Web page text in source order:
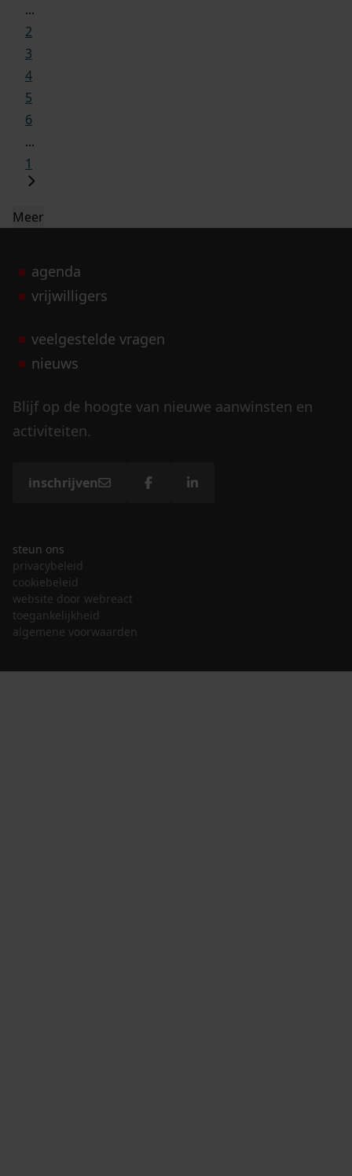
...
2
3
4
5
6
...
1
Meer
agenda
vrijwilligers
veelgestelde vragen
nieuws
Blijf op de hoogte van nieuwe aanwinsten en
activiteiten.
inschrijven
steun ons
privacybeleid
cookiebeleid
website door webreact
toegankelijkheid
algemene voorwaarden